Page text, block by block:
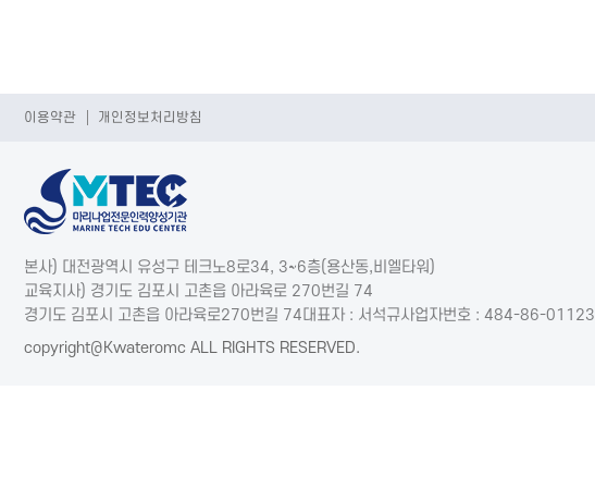
이용약관 개인정보처리방침
본사) 대전광역시 유성구 테크노8로34, 3~6층(용산동,비엘타워)
교육지사) 경기도 김포시 고촌읍 아라육로 270번길 74
경기도 김포시 고촌읍 아라육로270번길 74대표자 : 서석규사업자번호 : 484-86-01123
copyright@Kwateromc ALL RIGHTS RESERVED.